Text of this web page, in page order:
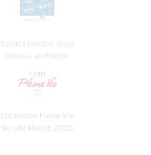
Service relation client
localisé en France
Distinction Pleine Vie
1er prix Maison 2026